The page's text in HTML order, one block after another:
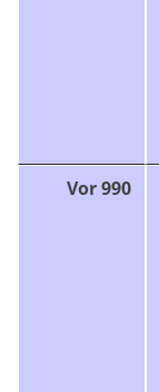
Vor 990